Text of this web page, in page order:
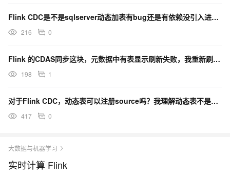
Flink CDC是不是sqlserver动态加表有bug还是有依赖没引入进来？
216 0
Flink 的CDAS同步这块，元数据中有表显示刷新失败，我重新刷了好几次，都不行，这是啥情况？
198 1
对于Flink CDC，动态表可以注册source吗？我理解动态表不是flink的吗？
417 0
大数据与机器学习
实时计算 Flink